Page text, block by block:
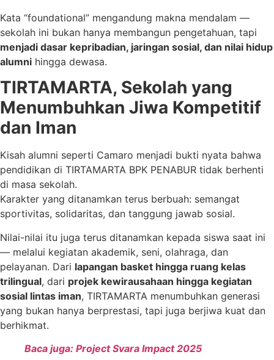
Kata “foundational” mengandung makna mendalam —
sekolah ini bukan hanya membangun pengetahuan, tapi
menjadi dasar kepribadian, jaringan sosial, dan nilai hidup
alumni hingga dewasa.
TIRTAMARTA, Sekolah yang
Menumbuhkan Jiwa Kompetitif
dan Iman
Kisah alumni seperti Camaro menjadi bukti nyata bahwa
pendidikan di TIRTAMARTA BPK PENABUR tidak berhenti
di masa sekolah.
Karakter yang ditanamkan terus berbuah: semangat
sportivitas, solidaritas, dan tanggung jawab sosial.
Nilai-nilai itu juga terus ditanamkan kepada siswa saat ini
— melalui kegiatan akademik, seni, olahraga, dan
pelayanan. Dari lapangan basket hingga ruang kelas
trilingual, dari projek kewirausahaan hingga kegiatan
sosial lintas iman, TIRTAMARTA menumbuhkan generasi
yang bukan hanya berprestasi, tapi juga berjiwa kuat dan
berhikmat.
Baca juga: Project Svara Impact 2025